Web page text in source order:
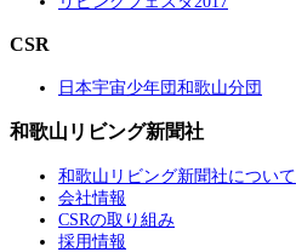
CSR
日本宇宙少年団和歌山分団
和歌山リビング新聞社
和歌山リビング新聞社について
会社情報
CSRの取り組み
採用情報